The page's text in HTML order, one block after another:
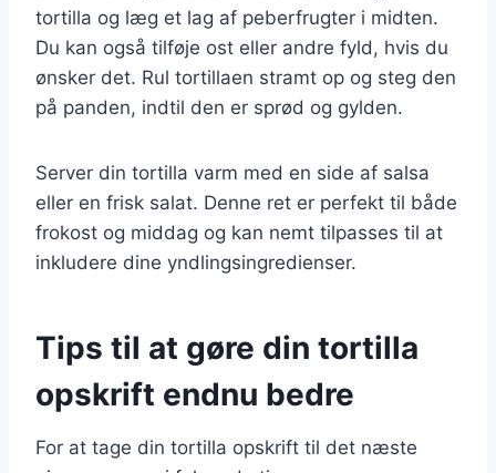
tortilla og læg et lag af peberfrugter i midten.
Du kan også tilføje ost eller andre fyld, hvis du
ønsker det. Rul tortillaen stramt op og steg den
på panden, indtil den er sprød og gylden.
Server din tortilla varm med en side af salsa
eller en frisk salat. Denne ret er perfekt til både
frokost og middag og kan nemt tilpasses til at
inkludere dine yndlingsingredienser.
Tips til at gøre din tortilla
opskrift endnu bedre
For at tage din tortilla opskrift til det næste